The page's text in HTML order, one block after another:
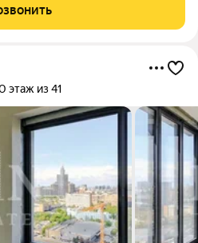
введен в эксплуатацию, ключи
этаж из 41